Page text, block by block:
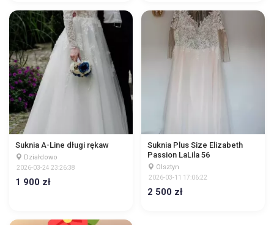
Suknia A-Line długi rękaw
Działdowo
2026-03-24 23:26:38
1 900 zł
Suknia Plus Size Elizabeth
Passion LaLila 56
Olsztyn
2026-03-11 17:06:22
2 500 zł